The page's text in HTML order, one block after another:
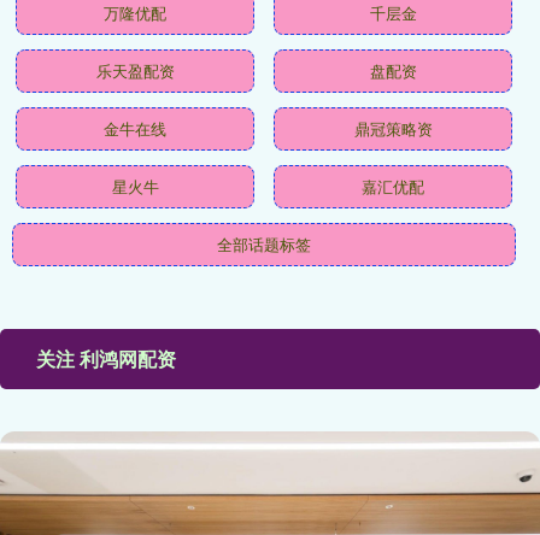
万隆优配 千层金
乐天盈配资 盘配资
金牛在线 鼎冠策略资
星火牛 嘉汇优配
全部话题标签
关注 利鸿网配资